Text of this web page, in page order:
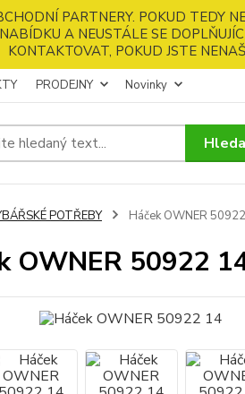
PARTNERY. POKUD TEDY
A NEUSTÁLE SE
KONTAKTOVAT, POKUD JSTE
PRODEJNY Novinky
POTŘEBY Háček OWNER
OWNER 50922